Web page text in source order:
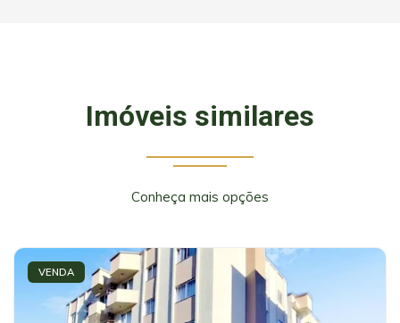
Imóveis similares
Conheça mais opções
VENDA